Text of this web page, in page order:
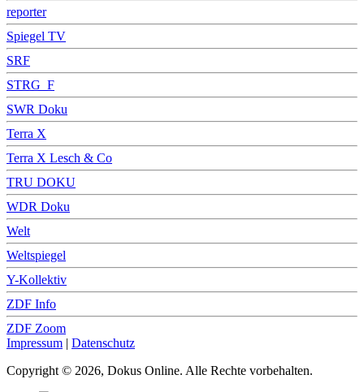
reporter
Spiegel TV
SRF
STRG_F
SWR Doku
Terra X
Terra X Lesch & Co
TRU DOKU
WDR Doku
Welt
Weltspiegel
Y-Kollektiv
ZDF Info
ZDF Zoom
Impressum | Datenschutz
Copyright © 2026, Dokus Online. Alle Rechte vorbehalten.